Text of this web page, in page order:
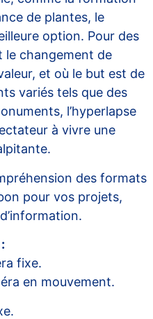
de plantes, le
option. Pour des
le changement de
et où le but est de
variés tels que des
l’hyperlapse
à vivre une
des formats
pour vos projets,
.
fixe.
en mouvement.